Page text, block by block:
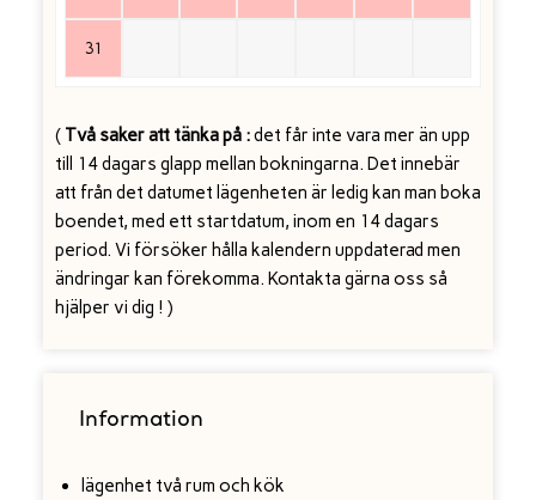
31
( Två saker att tänka på :det får inte vara mer än upp
till 14 dagars glapp mellan bokningarna. Det innebär
att från det datumet lägenheten är ledig kan man boka
boendet, med ett startdatum, inom en 14 dagars
period. Vi försöker hålla kalendern uppdaterad men
ändringar kan förekomma. Kontakta gärna oss så
hjälper vi dig ! )
Information
lägenhet två rum och kök